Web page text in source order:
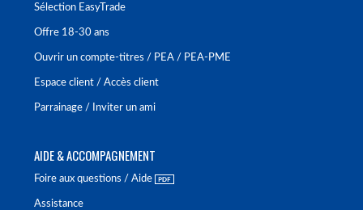
Sélection EasyTrade
Offre 18-30 ans
Ouvrir un compte-titres / PEA / PEA-PME
Espace client / Accès client
Parrainage / Inviter un ami
AIDE & ACCOMPAGNEMENT
Foire aux questions / Aide
Assistance